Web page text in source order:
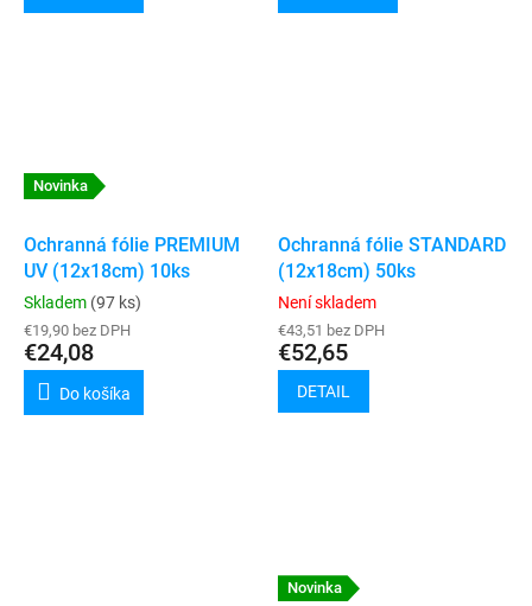
Novinka
Ochranná fólie PREMIUM
UV (12x18cm) 10ks
Skladem (97 ks)
€19,90 bez DPH
€24,08
Do košíka
Ochranná fólie STANDARD
(12x18cm) 50ks
Není skladem
€43,51 bez DPH
€52,65
DETAIL
Novinka